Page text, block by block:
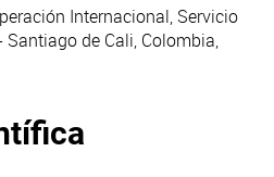
Internacional, Servicio
de Cali, Colombia,